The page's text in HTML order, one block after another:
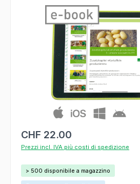
Salta la galleria di immagini
CHF 22.00
Prezzi incl. IVA più costi di spedizione
> 500 disponibile a magazzino